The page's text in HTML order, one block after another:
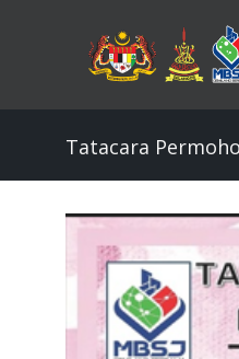
Tatacara